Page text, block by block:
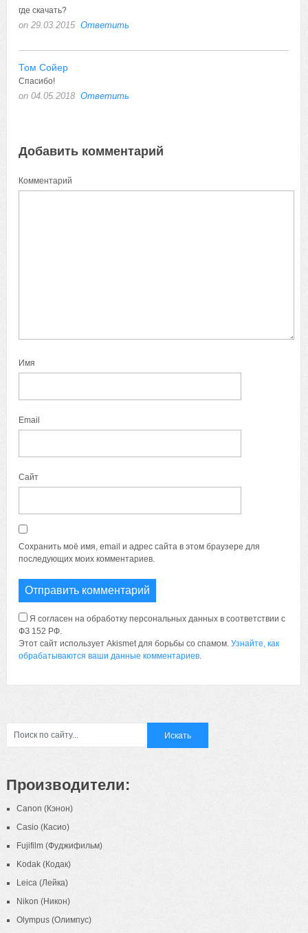
где скачать?
on 29.03.2015 Ответить
Том Сойер
Спасибо!
on 04.05.2018 Ответить
Добавить комментарий
Комментарий
Имя
Email
Сайт
Сохранить моё имя, email и адрес сайта в этом браузере для
последующих моих комментариев.
Я согласен на обработку персональных данных в соответствии с
ФЗ 152 РФ.
Этот сайт использует Akismet для борьбы со спамом.Узнайте, как
обрабатываются ваши данные комментариев.
Производители:
Canon (Кэнон)
Casio (Касио)
Fujifilm (Фуджифильм)
Kodak (Кодак)
Leica (Лейка)
Nikon (Никон)
Olympus (Олимпус)